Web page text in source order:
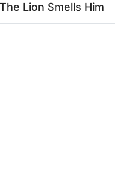
Lion Smells Him